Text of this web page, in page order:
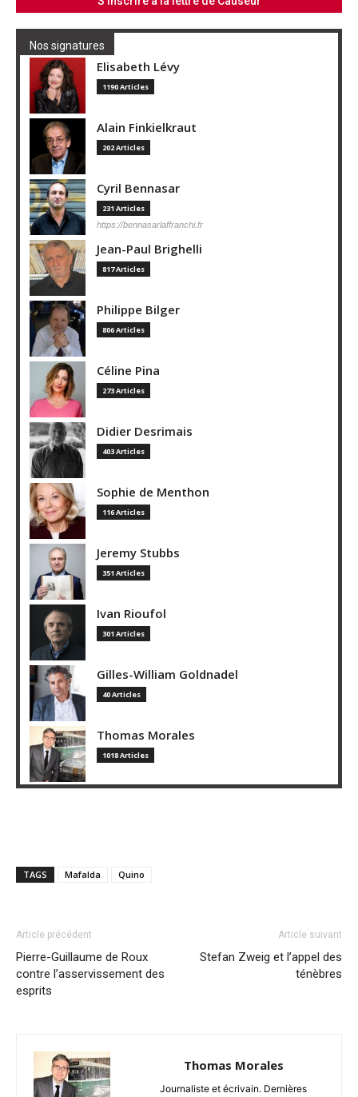
Nos signatures
Elisabeth Lévy
1190 Articles
Alain Finkielkraut
202 Articles
Cyril Bennasar
231 Articles
https://bennasarlaffranchi.fr
Jean-Paul Brighelli
817 Articles
Philippe Bilger
806 Articles
Céline Pina
273 Articles
Didier Desrimais
403 Articles
Sophie de Menthon
116 Articles
Jeremy Stubbs
351 Articles
Ivan Rioufol
301 Articles
Gilles-William Goldnadel
40 Articles
Thomas Morales
1018 Articles
TAGS Mafalda Quino
Article précédent
Pierre-Guillaume de Roux
contre l’asservissement des
esprits
Article suivant
Stefan Zweig et l’appel des
ténèbres
Thomas Morales
Journaliste et écrivain. Dernières